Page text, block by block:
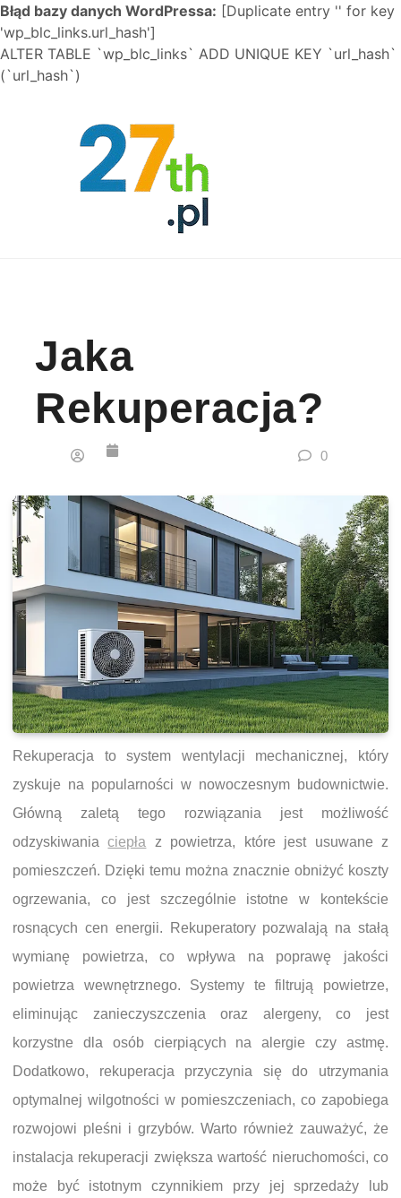
Błąd bazy danych WordPressa: [Duplicate entry '' for key
'wp_blc_links.url_hash']
ALTER TABLE `wp_blc_links` ADD UNIQUE KEY `url_hash`
(`url_hash`)
Jaka
Rekuperacja?
0
Rekuperacja to system wentylacji mechanicznej, który
zyskuje na popularności w nowoczesnym budownictwie.
Główną zaletą tego rozwiązania jest możliwość
odzyskiwaniaciepła z powietrza, które jest usuwane z
pomieszczeń. Dzięki temu można znacznie obniżyć koszty
ogrzewania, co jest szczególnie istotne w kontekście
rosnących cen energii. Rekuperatory pozwalają na stałą
wymianę powietrza, co wpływa na poprawę jakości
powietrza wewnętrznego. Systemy te filtrują powietrze,
eliminując zanieczyszczenia oraz alergeny, co jest
korzystne dla osób cierpiących na alergie czy astmę.
Dodatkowo, rekuperacja przyczynia się do utrzymania
optymalnej wilgotności w pomieszczeniach, co zapobiega
rozwojowi pleśni i grzybów. Warto również zauważyć, że
instalacja rekuperacji zwiększa wartość nieruchomości, co
może być istotnym czynnikiem przy jej sprzedaży lub